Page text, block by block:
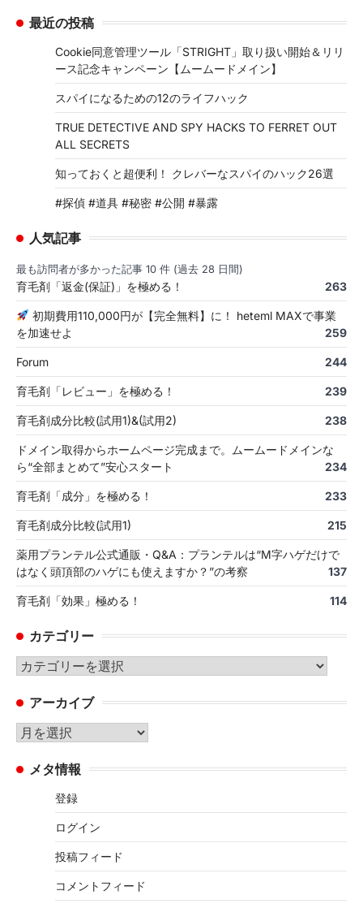
最近の投稿
Cookie同意管理ツール「STRIGHT」取り扱い開始＆リリ
ース記念キャンペーン【ムームードメイン】
スパイになるための12のライフハック
TRUE DETECTIVE AND SPY HACKS TO FERRET OUT
ALL SECRETS
知っておくと超便利！ クレバーなスパイのハック26選
#探偵 #道具 #秘密 #公開 #暴露
人気記事
最も訪問者が多かった記事 10 件 (過去 28 日間)
育毛剤「返金(保証)」を極める！ 263
初期費用110,000円が【完全無料】に！ heteml MAXで事業
を加速せよ
259
Forum 244
育毛剤「レビュー」を極める！ 239
育毛剤成分比較(試用1)&(試用2) 238
ドメイン取得からホームページ完成まで。ムームードメインな
ら“全部まとめて”安心スタート
234
育毛剤「成分」を極める！ 233
育毛剤成分比較(試用1) 215
薬用プランテル公式通販・Q&A：プランテルは“M字ハゲだけで
はなく頭頂部のハゲにも使えますか？”の考察
137
育毛剤「効果」極める！ 114
カテゴリー
カ
ゴ
リ
ー
アーカイブ
ア
カ メタ情報
登録
ログイン
投稿フィード
コメントフィード